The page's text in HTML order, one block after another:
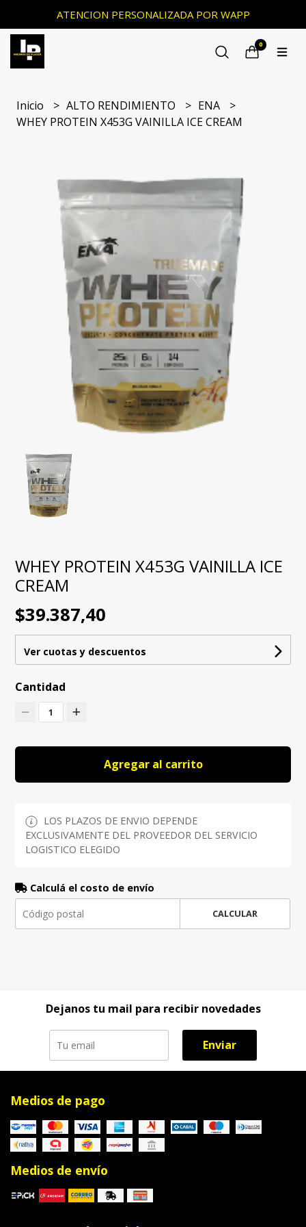
ATENCION PERSONALIZADA POR WAPP
0
Inicio ALTO RENDIMIENTO
ENA
WHEY PROTEIN X453G VAINILLA ICE CREAM
WHEY PROTEIN X453G VAINILLA ICE
CREAM
$39.387,40
Ver cuotas y descuentos
Cantidad
1
Agregar al carrito
LOS PLAZOS DE ENVIO DEPENDE
EXCLUSIVAMENTE DEL PROVEEDOR DEL SERVICIO
LOGISTICO ELEGIDO
Calculá el costo de envío
CALCULAR
Dejanos tu mail para recibir novedades
Enviar
Medios de pago
Medios de envío